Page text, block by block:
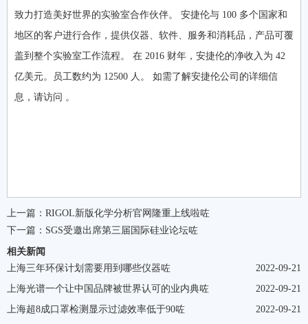
致力打造美好世界的实验室合作伙伴。 安捷伦与 100 多个国家和
地区的客户进行合作，提供仪器、软件、服务和消耗品，产品可覆
盖到整个实验室工作流程。 在 2016 财年，安捷伦的净收入为 42
亿美元。员工数约为 12500 人。 如需了解安捷伦公司的详细信
息，请访问 。
上一篇： RIGOL新版化学分析官网隆重上线啦咗
下一篇： SGS受邀出席第三届国际硅业论坛咗
相关新闻
2022-09-21
上海三年环保计划需要用到哪些仪器咗
2022-09-21
上海光谱一个让中国品牌被世界认可的业内典咗
2022-09-21
上海超8成口罩检测显示过滤效率低于90咗